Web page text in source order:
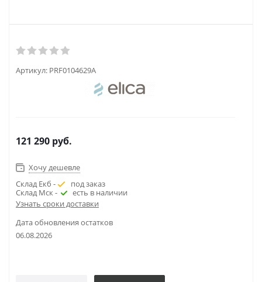
Артикул: PRF0104629A
121 290 руб.
Хочу дешевле
Склад Екб -
под заказ
Склад Мск -
есть в наличии
Узнать сроки доставки
Дата обновления остатков
06.08.2026